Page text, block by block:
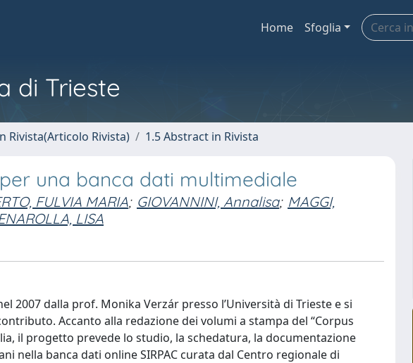
Home Sfoglia
di Trieste
Rivista(Articolo Rivista) 1.5 Abstract in Rivista
una banca dati multimediale
FULVIA MARIA; GIOVANNINI, Annalisa; MAGGI,
LISA
2007 dalla prof. Monika Verzár presso l’Università di Trieste e si
Accanto alla redazione dei volumi a stampa del “Corpus
il progetto prevede lo studio, la schedatura, la documentazione
nella banca dati online SIRPAC curata dal Centro regionale di